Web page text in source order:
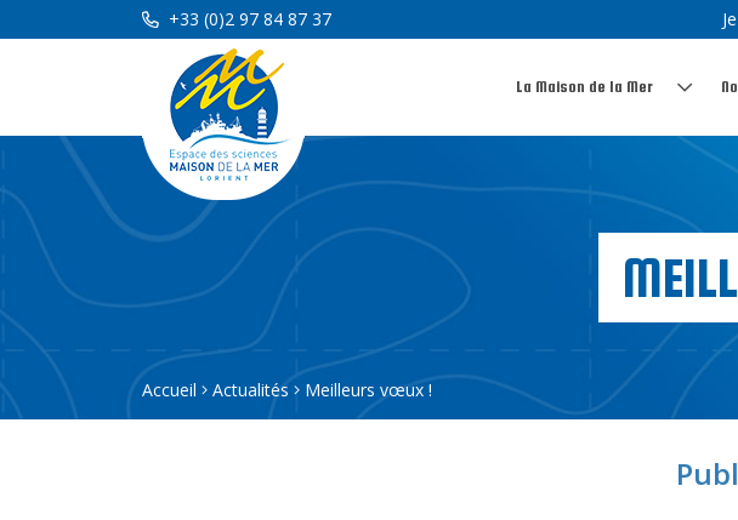
+33 (0)2 97 84 87 37
La Maison de la Mer
Accueil Actualités Meilleurs vœux !